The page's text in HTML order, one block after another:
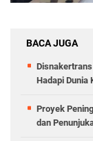
BACA JUGA
Hadapi Dunia
Proyek
dan